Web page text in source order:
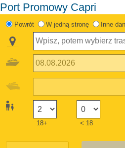
Port Promowy Capri
Powrót W jedną stronę Inne
18+ < 18